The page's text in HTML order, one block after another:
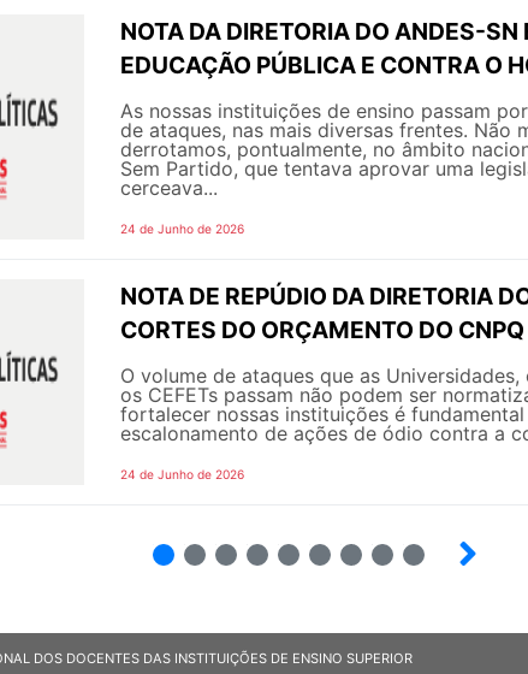
NOTA DA DIRETORIA DO ANDES-SN
EDUCAÇÃO PÚBLICA E CONTRA O
As nossas instituições de ensino passam
de ataques, nas mais diversas frentes. Não
derrotamos, pontualmente, no âmbito
Sem Partido, que tentava aprovar uma
cerceava...
24 de Junho de 2026
NOTA DE REPÚDIO DA DIRETORIA
CORTES DO ORÇAMENTO DO CNPQ
O volume de ataques que as
os CEFETs passam não podem ser
fortalecer nossas instituições é
escalonamento de ações de ódio contra a
24 de Junho de 2026
DOS DOCENTES DAS INSTITUIÇÕES DE ENSINO SUPERIOR